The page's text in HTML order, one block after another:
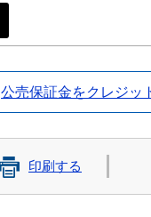
公売保証金をクレジッ
印刷する